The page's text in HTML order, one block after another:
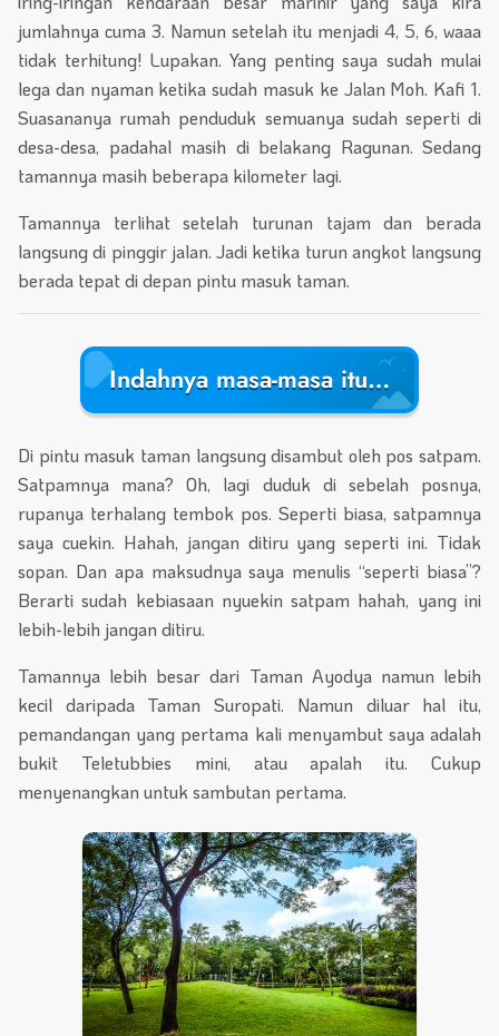
jumlahnya cuma 3. Namun setelah itu menjadi 4, 5, 6, waaa
tidak terhitung! Lupakan. Yang penting saya sudah mulai
lega dan nyaman ketika sudah masuk ke Jalan Moh. Kafi 1.
Suasananya rumah penduduk semuanya sudah seperti di
desa-desa, padahal masih di belakang Ragunan. Sedang
tamannya masih beberapa kilometer lagi.
Tamannya terlihat setelah turunan tajam dan berada
langsung di pinggir jalan. Jadi ketika turun angkot langsung
berada tepat di depan pintu masuk taman.
Indahnya masa-masa itu…
Di pintu masuk taman langsung disambut oleh pos satpam.
Satpamnya mana? Oh, lagi duduk di sebelah posnya,
rupanya terhalang tembok pos. Seperti biasa, satpamnya
saya cuekin. Hahah, jangan ditiru yang seperti ini. Tidak
sopan. Dan apa maksudnya saya menulis “seperti biasa”?
Berarti sudah kebiasaan nyuekin satpam hahah, yang ini
lebih-lebih jangan ditiru.
Tamannya lebih besar dari Taman Ayodya namun lebih
kecil daripada Taman Suropati. Namun diluar hal itu,
pemandangan yang pertama kali menyambut saya adalah
bukit Teletubbies mini, atau apalah itu. Cukup
menyenangkan untuk sambutan pertama.